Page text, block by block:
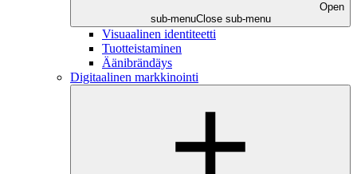
Open
sub-menuClose sub-menu
Visuaalinen identiteetti
Tuotteistaminen
Äänibrändäys
Digitaalinen markkinointi